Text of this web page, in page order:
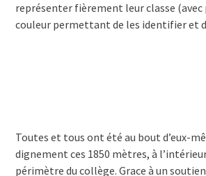
représenter fièrement leur classe (avec
couleur permettant de les identifier et
Toutes et tous ont été au bout d’eux-
dignement ces 1850 mètres, à
périmètre du collège. Grace à un